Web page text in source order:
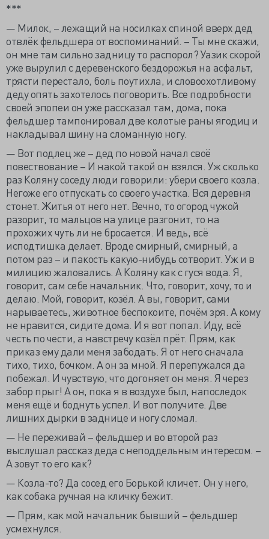
***
— Милок, – лежащий на носилках спиной вверх дед
отвлёк фельдшера от воспоминаний. – Ты мне скажи,
он мне там сильно задницу то распорол? Уазик скорой
уже вырулил с деревенского бездорожья на асфальт,
трясти перестало, боль поутихла, и словоохотливому
деду опять захотелось поговорить. Все подробности
своей эпопеи он уже рассказал там, дома, пока
фельдшер тампонировал две колотые раны ягодиц и
накладывал шину на сломанную ногу.
— Вот подлец же – дед по новой начал своё
повествование – И накой такой он взялся. Уж сколько
раз Коляну соседу люди говорили: убери своего козла.
Негоже его отпускать со своего участка. Вся деревня
стонет. Житья от него нет. Вечно, то огород чужой
разорит, то мальцов на улице разгонит, то на
прохожих чуть ли не бросается. И ведь, всё
исподтишка делает. Вроде смирный, смирный, а
потом раз – и пакость какую-нибудь сотворит. Уж и в
милицию жаловались. А Коляну как с гуся вода. Я,
говорит, сам себе начальник. Что, говорит, хочу, то и
делаю. Мой, говорит, козёл. А вы, говорит, сами
нарываетесь, животное беспокоите, почём зря. А кому
не нравится, сидите дома. И я вот попал. Иду, всё
честь по чести, а навстречу козёл прёт. Прям, как
приказ ему дали меня забодать. Я от него сначала
тихо, тихо, бочком. А он за мной. Я перепужался да
побежал. И чувствую, что догоняет он меня. Я через
забор прыг! А он, пока я в воздухе был, напоследок
меня ещё и боднуть успел. И вот получите. Две
лишних дырки в заднице и ногу сломал.
— Не переживай – фельдшер и во второй раз
выслушал рассказ деда с неподдельным интересом. –
А зовут то его как?
— Козла-то? Да сосед его Борькой кличет. Он у него,
как собака ручная на кличку бежит.
— Прям, как мой начальник бывший – фельдшер
усмехнулся.